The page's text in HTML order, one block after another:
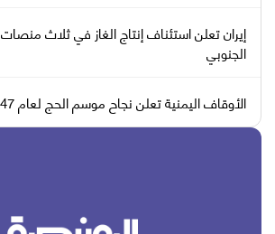
إيران تعلن استئناف إنتاج الغاز في ثلاث
الجنوبي
الأوقاف اليمنية تعلن نجاح موسم الحج لعام 1447هـ